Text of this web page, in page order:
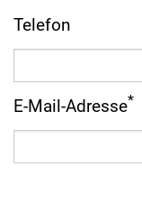
Telefon
E-Mail-Adresse*